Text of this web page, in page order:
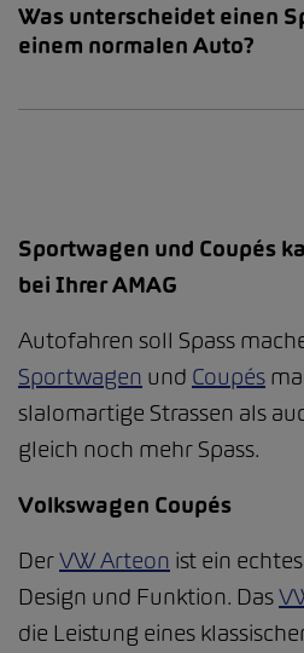
Was unterscheidet einen
einem normalen Auto?
Sportwagen und Coupés
bei Ihrer AMAG
Autofahren soll Spass
Sportwagen und Coupés
slalomartige Strassen als
gleich noch mehr Spass.
Volkswagen Coupés
DerVW Arteon ist ein
Design und Funktion. Das
die Leistung eines